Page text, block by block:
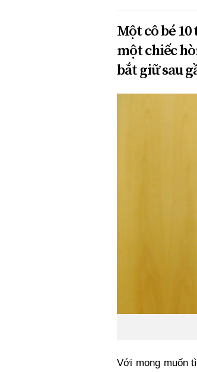
Một cô bé
một chiếc
bắt giữ sau
Với mong muốn